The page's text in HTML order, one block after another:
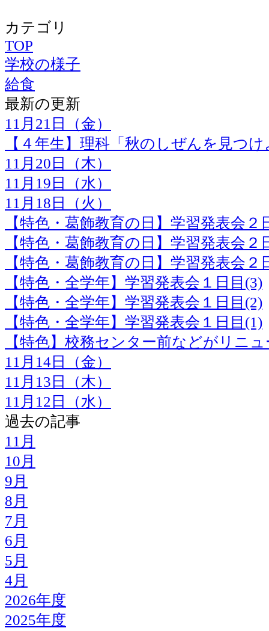
カテゴリ
TOP
学校の様子
給食
最新の更新
11月21日（金）
【４年生】理科「秋のしぜんを見つ
11月20日（木）
11月19日（水）
11月18日（火）
【特色・葛飾教育の日】学習発表会２
【特色・葛飾教育の日】学習発表会２
【特色・葛飾教育の日】学習発表会２
【特色・全学年】学習発表会１日目(3)
【特色・全学年】学習発表会１日目(2)
【特色・全学年】学習発表会１日目(1)
【特色】校務センター前などがリニ
11月14日（金）
11月13日（木）
11月12日（水）
過去の記事
11月
10月
9月
8月
7月
6月
5月
4月
2026年度
2025年度